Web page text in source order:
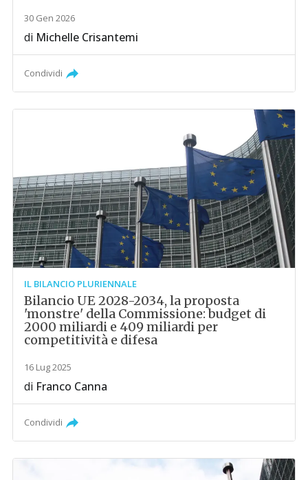
30 Gen 2026
di Michelle Crisantemi
Condividi
IL BILANCIO PLURIENNALE
Bilancio UE 2028-2034, la proposta
'monstre' della Commissione: budget di
2000 miliardi e 409 miliardi per
competitività e difesa
16 Lug 2025
di Franco Canna
Condividi